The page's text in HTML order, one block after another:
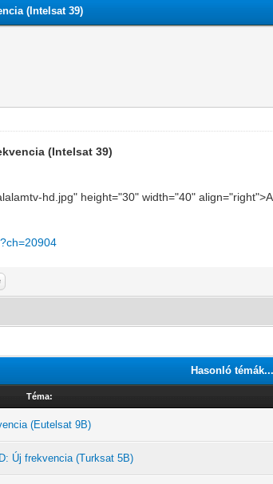
(Intelsat 39)
(Intelsat 39)
hd.jpg" height="30" width="40"
Hasonló témák...
Téma:
(Eutelsat 9B)
Új frekvencia (Turksat 5B)